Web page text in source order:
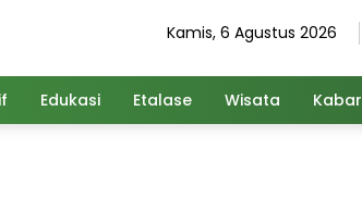
Kamis, 6 Agustus 2026
Edukasi Etalase Wisata Kabar